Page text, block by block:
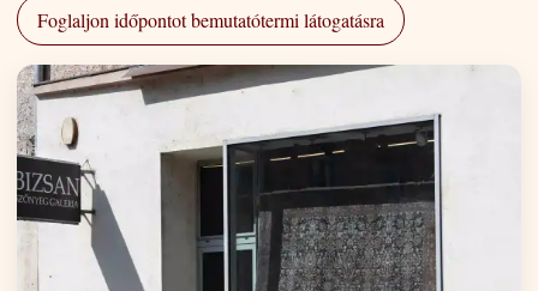
Foglaljon időpontot bemutatótermi látogatásra